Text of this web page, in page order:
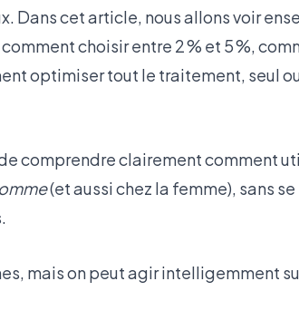
Dans cet article, nous allons voir
choisir entre 2 % et 5 %,
optimiser tout le traitement, seul
comprendre clairement comment
(et aussi chez la femme), sans
mais on peut agir intelligemment